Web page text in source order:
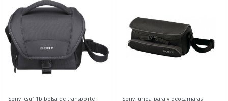
Sony lcsu11b bolsa de transporte Sony funda para videocámaras